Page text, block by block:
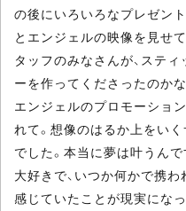
の後にいろいろなプレゼン
とエンジェルの映像を見せ
タッフのみなさんが、ステ
ーを作ってくださったのか
エンジェルのプロモーショ
れて。想像のはるか上をい
でした。本当に夢は叶うん
大好きで、いつか何かで携
感じていたことが現実にな